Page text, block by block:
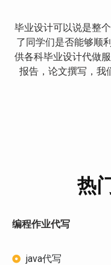
毕业设计可以说是整
了同学们是否能够顺
供各科毕业设计代做
报告，论文撰写，我
热
编程作业代写
java代写